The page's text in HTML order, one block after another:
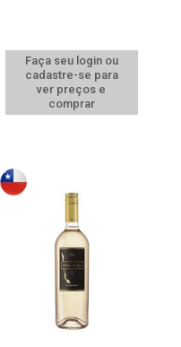
Faça seu login ou
cadastre-se para
ver preços e
comprar